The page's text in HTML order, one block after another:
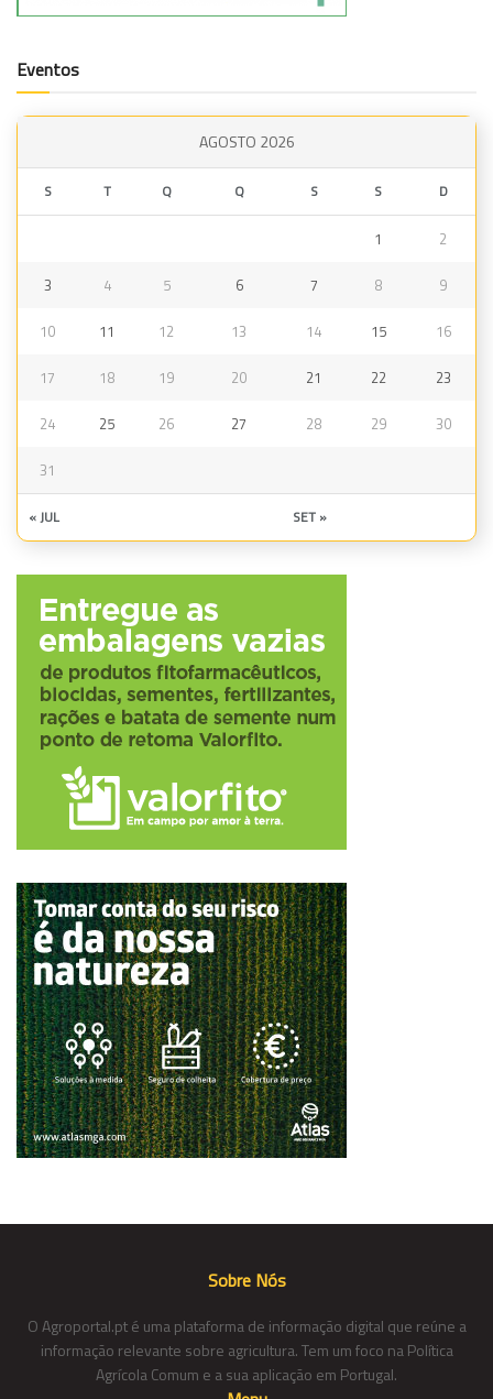
Eventos
AGOSTO 2026
S T Q Q S S D
1 2
3 4 5 6 7 8 9
10 11 12 13 14 15 16
17 18 19 20 21 22 23
24 25 26 27 28 29 30
31
« JUL SET »
Sobre Nós
O Agroportal.pt é uma plataforma de informação digital que reúne a
informação relevante sobre agricultura. Tem um foco na Política
Agrícola Comum e a sua aplicação em Portugal.